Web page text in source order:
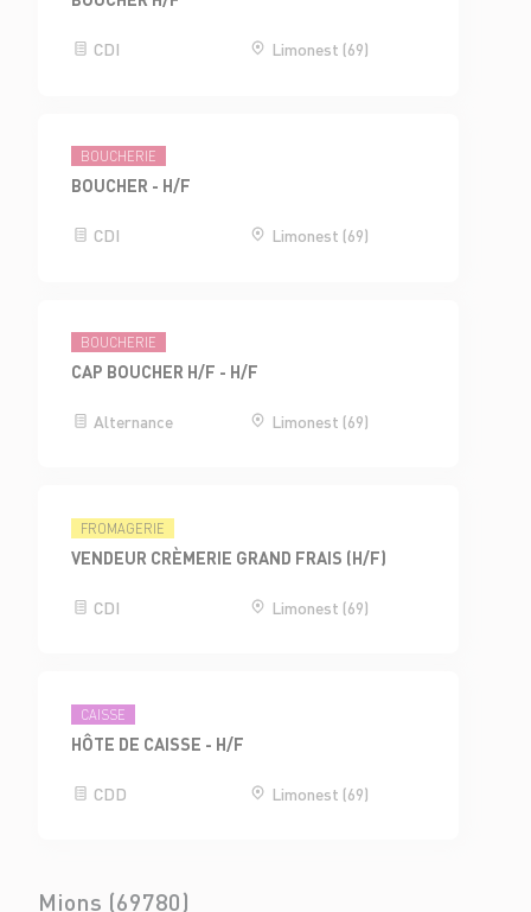
CDI Limonest (69)
BOUCHERIE
BOUCHER - H/F
CDI Limonest (69)
BOUCHERIE
CAP BOUCHER H/F - H/F
Alternance Limonest (69)
FROMAGERIE
VENDEUR CRÈMERIE GRAND FRAIS (H/F)
CDI Limonest (69)
CAISSE
HÔTE DE CAISSE - H/F
CDD Limonest (69)
Mions (69780)